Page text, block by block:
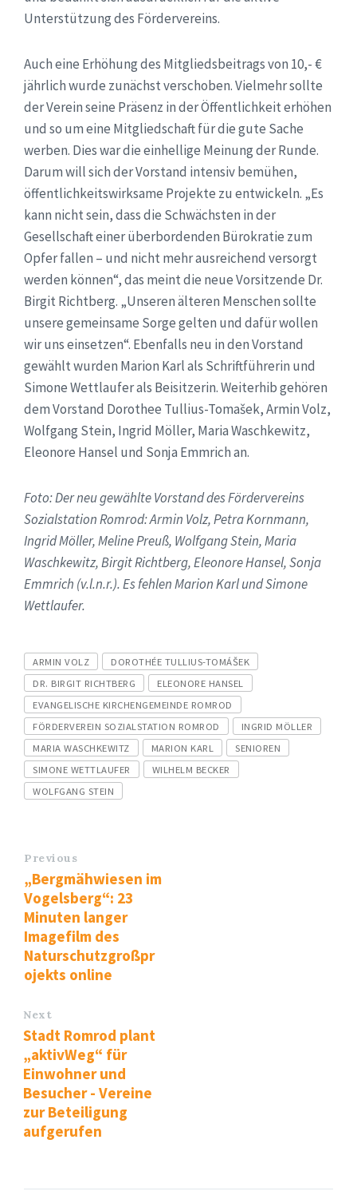
Unterstützung des Fördervereins.
Auch eine Erhöhung des Mitgliedsbeitrags von 10,- €
jährlich wurde zunächst verschoben. Vielmehr sollte
der Verein seine Präsenz in der Öffentlichkeit erhöhen
und so um eine Mitgliedschaft für die gute Sache
werben. Dies war die einhellige Meinung der Runde.
Darum will sich der Vorstand intensiv bemühen,
öffentlichkeitswirksame Projekte zu entwickeln. „Es
kann nicht sein, dass die Schwächsten in der
Gesellschaft einer überbordenden Bürokratie zum
Opfer fallen – und nicht mehr ausreichend versorgt
werden können“, das meint die neue Vorsitzende Dr.
Birgit Richtberg. „Unseren älteren Menschen sollte
unsere gemeinsame Sorge gelten und dafür wollen
wir uns einsetzen“. Ebenfalls neu in den Vorstand
gewählt wurden Marion Karl als Schriftführerin und
Simone Wettlaufer als Beisitzerin. Weiterhib gehören
dem Vorstand Dorothee Tullius-Tomašek, Armin Volz,
Wolfgang Stein, Ingrid Möller, Maria Waschkewitz,
Eleonore Hansel und Sonja Emmrich an.
Foto: Der neu gewählte Vorstand des Fördervereins
Sozialstation Romrod: Armin Volz, Petra Kornmann,
Ingrid Möller, Meline Preuß, Wolfgang Stein, Maria
Waschkewitz, Birgit Richtberg, Eleonore Hansel, Sonja
Emmrich (v.l.n.r.). Es fehlen Marion Karl und Simone
Wettlaufer.
Tags
ARMIN VOLZ
DOROTHÉE TULLIUS-TOMÁŠEK
DR. BIRGIT RICHTBERG
ELEONORE HANSEL
EVANGELISCHE KIRCHENGEMEINDE ROMROD
FÖRDERVEREIN SOZIALSTATION ROMROD
INGRID MÖLLER
MARIA WASCHKEWITZ
MARION KARL
SENIOREN
SIMONE WETTLAUFER
WILHELM BECKER
WOLFGANG STEIN
Previous
„Bergmähwiesen im
Vogelsberg“: 23
Minuten langer
Imagefilm des
Naturschutzgroßpr
ojekts online
Next
Stadt Romrod plant
„aktivWeg“ für
Einwohner und
Besucher - Vereine
zur Beteiligung
aufgerufen